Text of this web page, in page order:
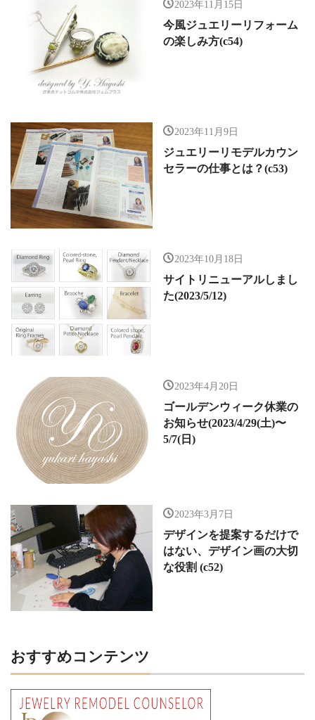
2023年11月15日
今風ジュエリーリフォーム
の楽しみ方(c54)
2023年11月9日
ジュエリーリモデルカウン
セラーの仕事とは？(c53)
2023年10月18日
サイトリニューアルしまし
た(2023/5/12)
2023年4月20日
ゴールデンウィーク休業の
お知らせ(2023/4/29(土)〜
5/7(日)
2023年3月7日
デザインを提案するだけで
はない、デザイン画の大切
な役割 (c52)
おすすめコンテンツ